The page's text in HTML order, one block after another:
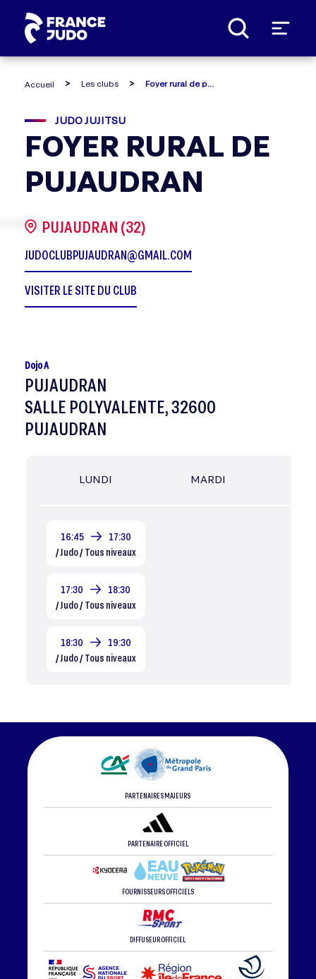
Accueil Les clubs
JUDO JUJITSU
FOYER RURAL DE
PUJAUDRAN
PUJAUDRAN (32)
JUDOCLUBPUJAUDRAN@GMAIL.COM
VISITER LE SITE DU CLUB
Dojo A
PUJAUDRAN
SALLE POLYVALENTE, 32600
PUJAUDRAN
LUNDI
16:45
17:30
/ Judo / Tous niveaux
17:30
18:30
/ Judo / Tous niveaux
18:30
19:30
/ Judo / Tous niveaux
MARDI
PARTENAIRES MAJEURS
PARTENAIRE OFFICIEL
FOURNISSEURS OFFICIELS
DIFFUSEUR OFFICIEL